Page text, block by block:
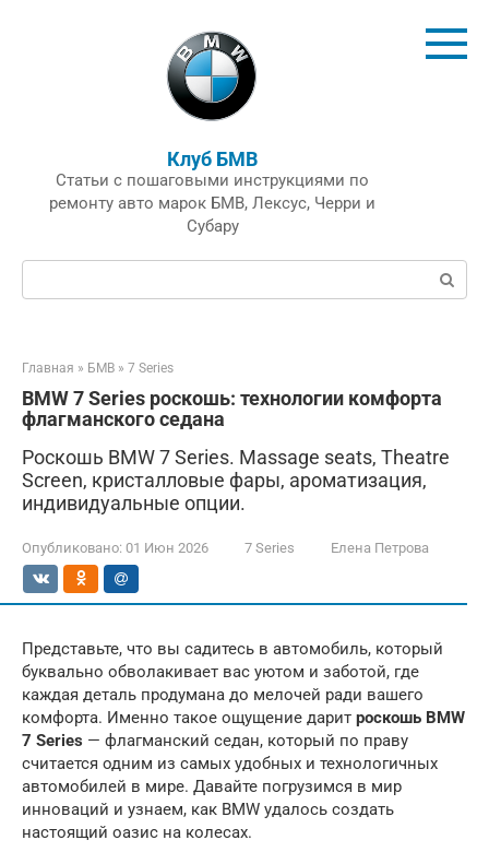
Клуб БМВ
Статьи с пошаговыми инструкциями по
ремонту авто марок БМВ, Лексус, Черри и
Субару
Поиск:
Главная » БМВ » 7 Series
BMW 7 Series роскошь: технологии комфорта
флагманского седана
Роскошь BMW 7 Series. Massage seats, Theatre
Screen, кристалловые фары, ароматизация,
индивидуальные опции.
Опубликовано: 01 Июн 2026 7 Series Елена Петрова
Представьте, что вы садитесь в автомобиль, который
буквально обволакивает вас уютом и заботой, где
каждая деталь продумана до мелочей ради вашего
комфорта. Именно такое ощущение дарит роскошь BMW
7 Series — флагманский седан, который по праву
считается одним из самых удобных и технологичных
автомобилей в мире. Давайте погрузимся в мир
инноваций и узнаем, как BMW удалось создать
настоящий оазис на колесах.